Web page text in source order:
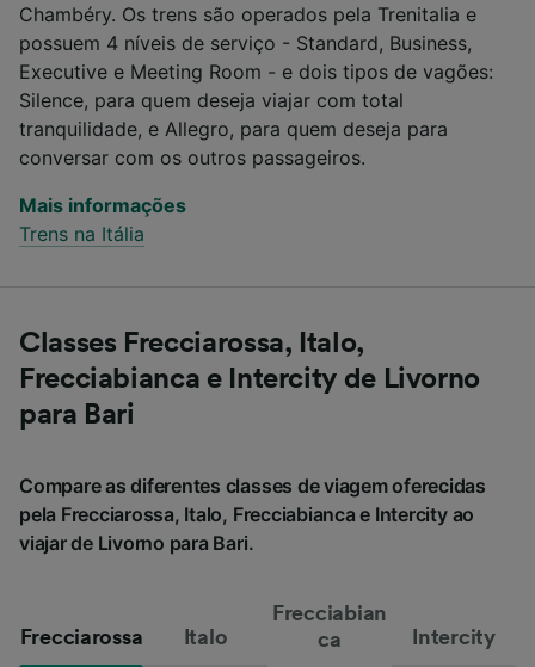
Chambéry. Os trens são operados pela Trenitalia e
possuem 4 níveis de serviço - Standard, Business,
Executive e Meeting Room - e dois tipos de vagões:
Silence, para quem deseja viajar com total
tranquilidade, e Allegro, para quem deseja para
conversar com os outros passageiros.
Mais informações
Trens na Itália
Classes Frecciarossa, Italo,
Frecciabianca e Intercity de Livorno
para Bari
Compare as diferentes classes de viagem oferecidas
pela Frecciarossa, Italo, Frecciabianca e Intercity ao
viajar de Livorno para Bari.
Frecciarossa Italo
Frecciabian
ca
Intercity